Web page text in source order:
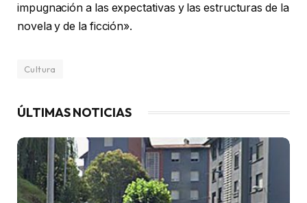
impugnación a las expectativas y las estructuras de la
novela y de la ficción».
Cultura
ÚLTIMAS NOTICIAS